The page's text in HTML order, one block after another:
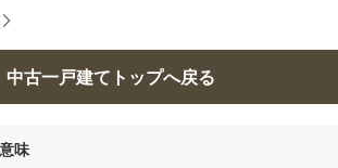
中古一戸建てトップへ戻る
味